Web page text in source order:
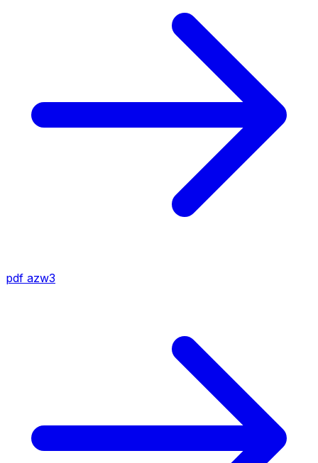
pdf azw3